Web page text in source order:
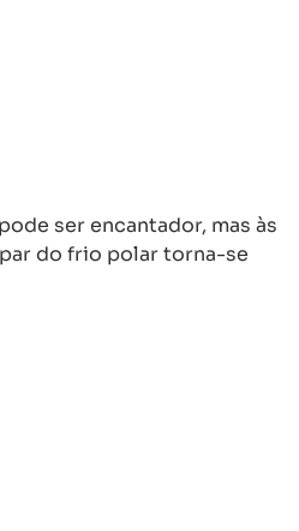
ser encantador, mas às
do frio polar torna-se